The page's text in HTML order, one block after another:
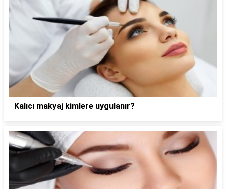
Kalıcı makyaj kimlere uygulanır?